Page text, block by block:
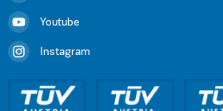
Youtube
Instagram